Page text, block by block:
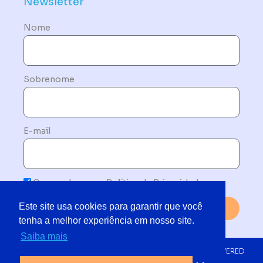
Este site usa cookies para garantir que você
tenha a melhor experiência em nosso site.
Saiba mais
Nome
Sobrenome
E-mail
Concordo com a Política de Privacidade
Enviar
© 2019 - 2025 TODOS OS DIREITOS RESERVADOS | POWERED